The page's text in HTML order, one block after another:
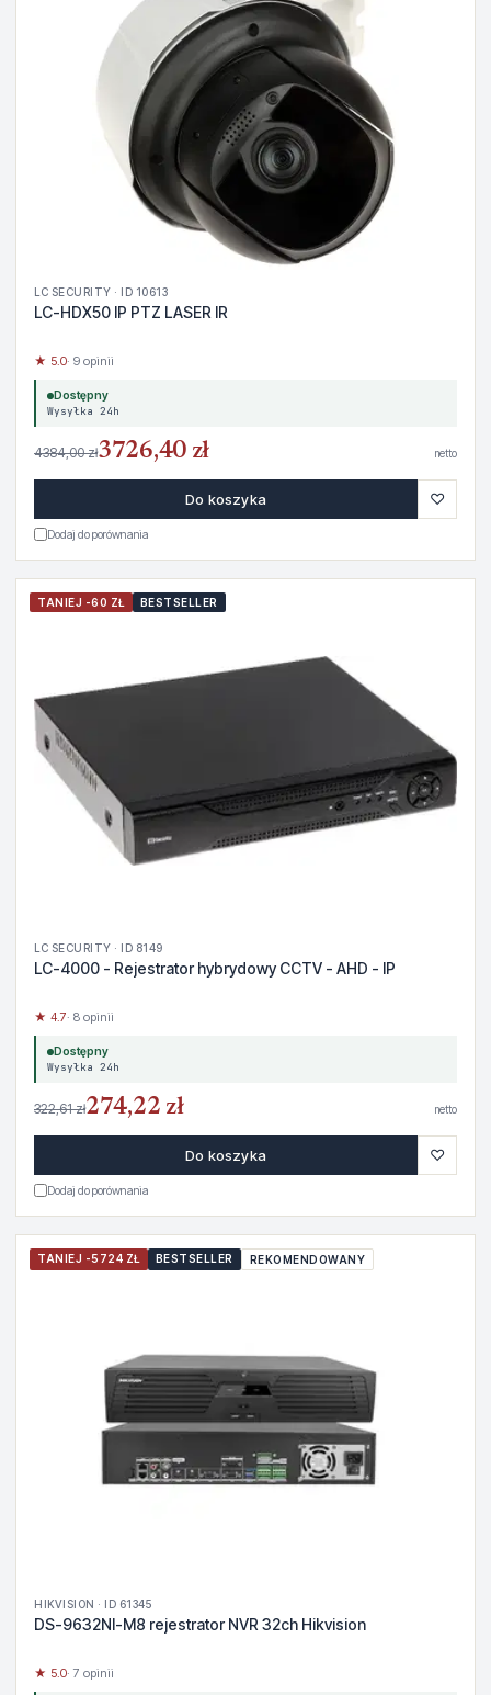
LC SECURITY · ID 10613
LC-HDX50 IP PTZ LASER IR
★ 5.0· 9 opinii
Dostępny
Wysyłka 24h
4384,00 zł3726,40 zł netto
Do koszyka ♡
Dodaj do porównania
TANIEJ -60 ZŁ BESTSELLER
LC SECURITY · ID 8149
LC-4000 - Rejestrator hybrydowy CCTV - AHD - IP
★ 4.7· 8 opinii
Dostępny
Wysyłka 24h
322,61 zł274,22 zł netto
Do koszyka ♡
Dodaj do porównania
TANIEJ -5724 ZŁ BESTSELLER REKOMENDOWANY
HIKVISION · ID 61345
DS-9632NI-M8 rejestrator NVR 32ch Hikvision
★ 5.0· 7 opinii